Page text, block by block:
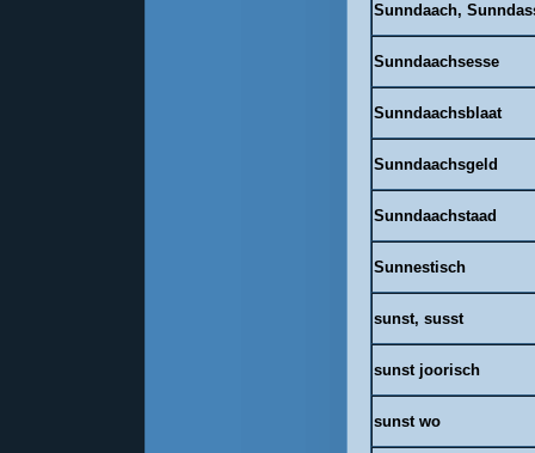
Sunndaach,
Sunndaachsesse
Sunndaachsblaat
Sunndaachsgeld
Sunndaachstaad
Sunnestisch
sunst, susst
sunst joorisch
sunstwo